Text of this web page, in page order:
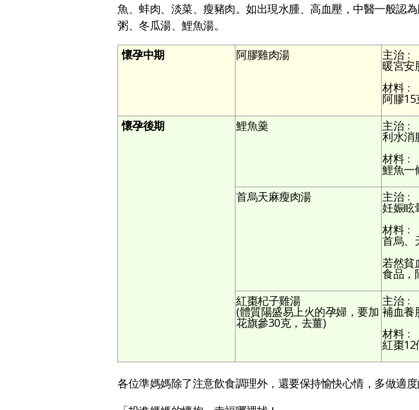
魚、蚌肉、淡菜、瘦豬肉。如出現水腫、高血壓，中醫一般認
粥、冬瓜湯、鯉魚湯。
懷孕中期 阿膠雞肉湯 主治﹕
暖宮安
材料﹕
阿膠
懷孕後期
鯉魚羹 主治﹕
利水消
材料﹕
鯉魚一
首烏天麻瘦肉湯
主治﹕
妊娠眩
材料﹕
首烏、
若然貧
食品，
紅棗杞子雞湯
(體質陽盛易上火的孕婦，要加
花旗參30克，去薑)
主治﹕
補血養
材料﹕
紅棗12
各位準媽媽除了注意飲食調理外，還要保持愉快心情，多做適度